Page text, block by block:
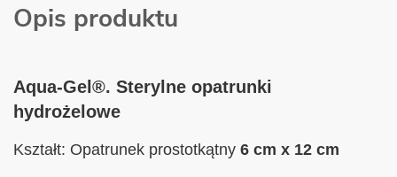
Opis produktu
Aqua-Gel®. Sterylne opatrunki
hydrożelowe
Kształt: Opatrunek prostotkątny 6 cm x 12 cm